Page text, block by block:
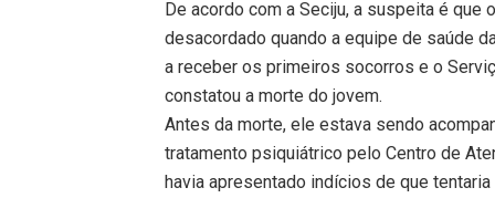
De acordo com a Seciju, a suspeita é que
desacordado quando a equipe de saúde
a receber os primeiros socorros e o
constatou a morte do jovem.
Antes da morte, ele estava sendo
tratamento psiquiátrico pelo Centro de
havia apresentado indícios de que